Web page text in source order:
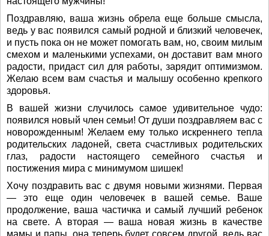
Поздравляю, ваша жизнь обрела еще больше смысла,
ведь у вас появился самый родной и близкий человечек,
и пусть пока он не может помогать вам, но, своим милым
смехом и маленькими успехами, он доставит вам много
радости, придаст сил для работы, зарядит оптимизмом.
Желаю всем вам счастья и малышу особенно крепкого
здоровья.
В вашей жизни случилось самое удивительное чудо:
появился новый член семьи! От души поздравляем вас с
новорожденным! Желаем ему только искреннего тепла
родительских ладоней, света счастливых родительских
глаз, радости настоящего семейного счастья и
постижения мира с минимумом шишек!
Хочу поздравить вас с двумя новыми жизнями. Первая
— это еще один человечек в вашей семье. Ваше
продолжение, ваша частичка и самый лучший ребенок
на свете. А вторая — ваша новая жизнь в качестве
мамы и папы, она теперь будет совсем другой, ведь вас